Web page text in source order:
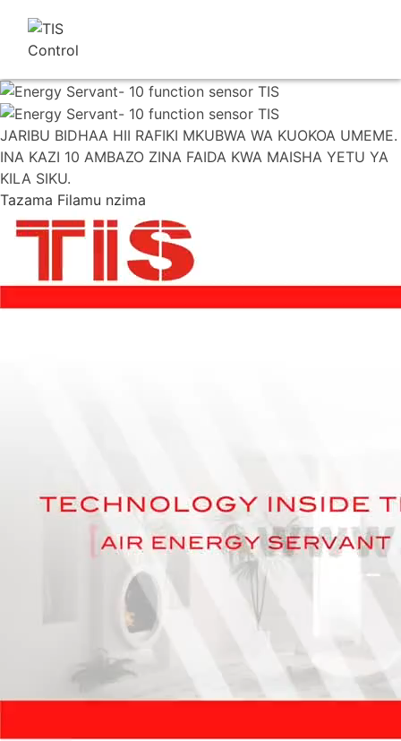
JARIBU BIDHAA HII RAFIKI MKUBWA WA KUOKOA UMEME.
INA KAZI 10 AMBAZO ZINA FAIDA KWA MAISHA YETU YA
KILA SIKU.
Tazama Filamu nzima